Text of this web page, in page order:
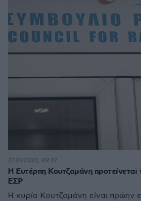
Η Ευτέρπη Κουτζαμάνη
ΕΣΡ
Η κυρία Κουτζαμάνη είναι πρώην
27.09.2023, 09:37